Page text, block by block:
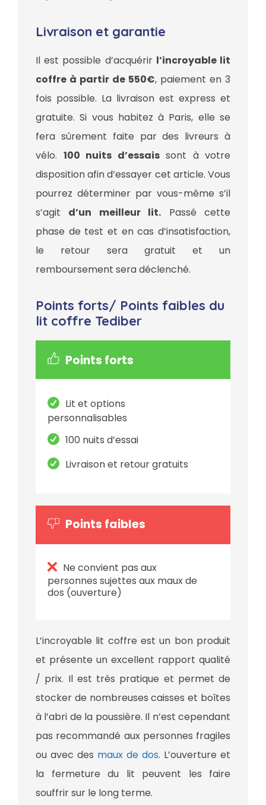
Livraison et garantie
Il est possible d’acquérir l’incroyable lit
coffre à partir de 550€, paiement en 3
fois possible. La livraison est express et
gratuite. Si vous habitez à Paris, elle se
fera sûrement faite par des livreurs à
vélo. 100 nuits d’essaissont à votre
disposition afin d’essayer cet article. Vous
pourrez déterminer par vous-même s’il
s’agit d’un meilleur lit. Passé cette
phase de test et en cas d’insatisfaction,
le retour sera gratuit et un
remboursement sera déclenché.
Points forts/ Points faibles du
lit coffre Tediber
Points forts
Lit et options
personnalisables
100 nuits d’essai
Livraison et retour gratuits
Points faibles
Ne convient pas aux
personnes sujettes aux maux de
dos (ouverture)
L’incroyable lit coffre est un bon produit
et présente un excellent rapport qualité
/ prix. Il est très pratique et permet de
stocker de nombreuses caisses et boîtes
à l’abri de la poussière. Il n’est cependant
pas recommandé aux personnes fragiles
ou avec des maux de dos. L’ouverture et
la fermeture du lit peuvent les faire
souffrir sur le long terme.